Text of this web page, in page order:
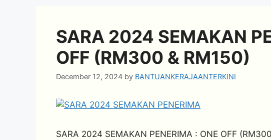
SARA 2024 SEMAKAN
OFF (RM300 & RM150)
December 12, 2024 by BANTUANKERAJAANTERKINI
SARA 2024 SEMAKAN PENERIMA : ONE OFF